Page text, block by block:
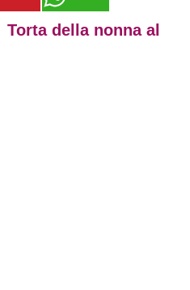
Torta della nonna al